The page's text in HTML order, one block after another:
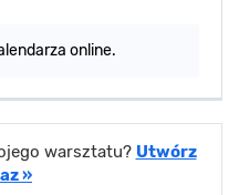
online.
warsztatu? Utwórz
»